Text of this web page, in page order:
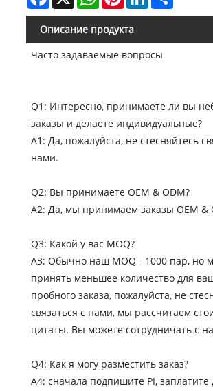
Описание продукта
Часто задаваемые вопросы
Q1: Интересно, принимаете ли вы
заказы и делаете индивидуальные?
A1: Да, пожалуйста, не стесняйтесь
нами.
Q2: Вы принимаете OEM & ODM?
A2: Да, мы принимаем заказы OEM &
Q3: Какой у вас MOQ?
A3: Обычно наш MOQ - 1000 пар, но
принять меньшее количество для
пробного заказа, пожалуйста, не
связаться с нами, мы рассчитаем
цитаты. Вы можете сотрудничать с
Q4: Как я могу разместить заказ?
A4: сначала подпишите PI, заплатите